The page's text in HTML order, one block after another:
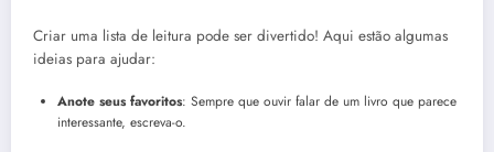
Criar uma lista de leitura pode ser divertido! Aqui estão algumas
ideias para ajudar:
Anote seus favoritos: Sempre que ouvir falar de um livro que parece
interessante, escreva-o.